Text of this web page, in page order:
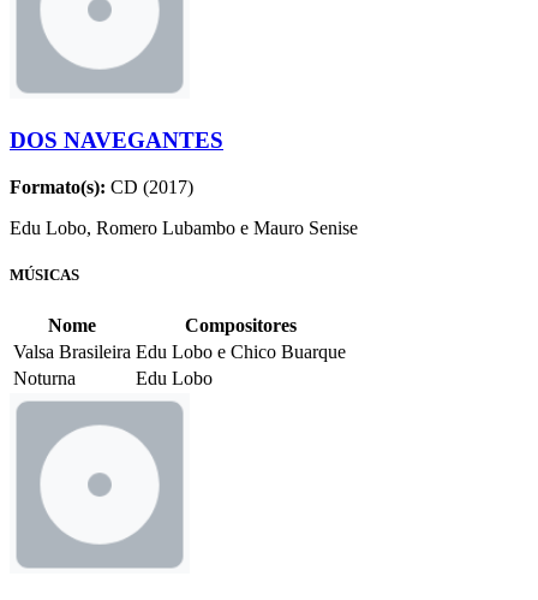
DOS NAVEGANTES
Formato(s): CD (2017)
Edu Lobo, Romero Lubambo e Mauro Senise
MÚSICAS
Nome
Compositores
Valsa Brasileira Edu Lobo e Chico Buarque
Noturna
Edu Lobo